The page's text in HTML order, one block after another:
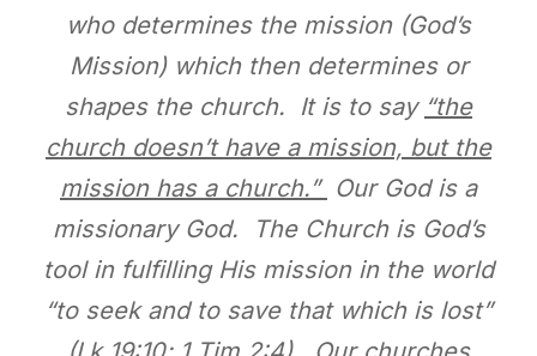
who determines the mission (God’s
Mission) which then determines or
shapes the church. It is to say “the
church doesn’t have a mission, but the
mission has a church.” Our God is a
missionary God. The Church is God’s
tool in fulfilling His mission in the world
“to seek and to save that which is lost”